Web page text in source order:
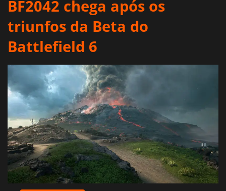
BF2042 chega após os
triunfos da Beta do
Battlefield 6